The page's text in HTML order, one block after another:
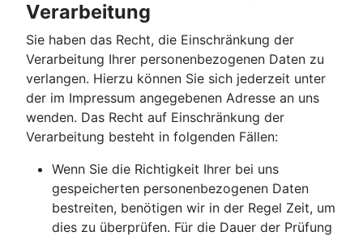
Verarbeitung
Sie haben das Recht, die Einschränkung der
Verarbeitung Ihrer personenbezogenen Daten zu
verlangen. Hierzu können Sie sich jederzeit unter
der im Impressum angegebenen Adresse an uns
wenden. Das Recht auf Einschränkung der
Verarbeitung besteht in folgenden Fällen:
Wenn Sie die Richtigkeit Ihrer bei uns
gespeicherten personenbezogenen Daten
bestreiten, benötigen wir in der Regel Zeit, um
dies zu überprüfen. Für die Dauer der Prüfung